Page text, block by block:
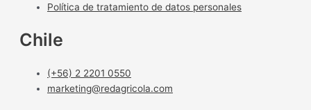
Política de tratamiento de datos personales
Chile
(+56) 2 2201 0550
marketing@redagricola.com